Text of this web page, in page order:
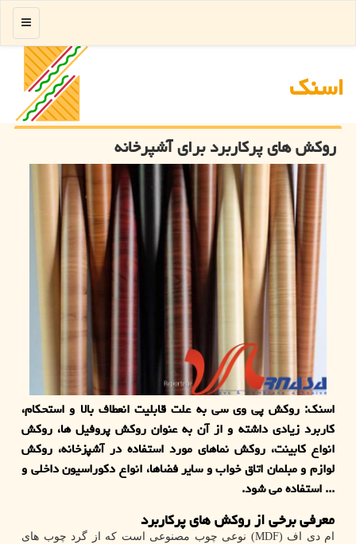
اسنك
منو
روکش های پرکاربرد برای آشپرخانه
اسنک: روکش پی وی سی به علت قابلیت انعطاف‌ بالا و استحکام،
کاربرد زیادی داشته و از آن به عنوان روکش پروفیل ‌ها،‌ روکش
انواع کابینت، روکش نماهای مورد استفاده در آشپزخانه، روکش
لوازم و مبلمان اتاق خواب و سایر فضاها، انواع دکوراسیون داخلی و
... استفاده می شود.
معرفی برخی از روکش های پرکاربرد
ام دی اف (MDF) نوعی چوب مصنوعی است که از گرد چوب ‌های